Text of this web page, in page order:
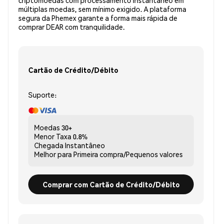
múltiplas moedas, sem mínimo exigido. A plataforma
segura da Phemex garante a forma mais rápida de
comprar DEAR com tranquilidade.
Cartão de Crédito/Débito
Suporte:
Moedas 30+
Menor Taxa 0.8%
Chegada Instantâneo
Melhor para Primeira compra/Pequenos valores
Comprar com Cartão de Crédito/Débito